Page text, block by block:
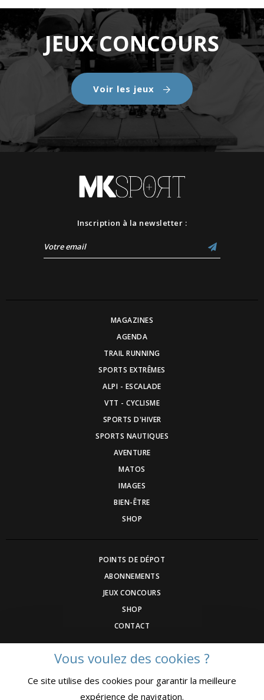
JEUX CONCOURS
Voir les jeux
Inscription à la newsletter :
MAGAZINES
AGENDA
TRAIL RUNNING
SPORTS EXTRÊMES
ALPI - ESCALADE
VTT - CYCLISME
SPORTS D'HIVER
SPORTS NAUTIQUES
AVENTURE
MATOS
IMAGES
BIEN-ÊTRE
SHOP
POINTS DE DÉPOT
ABONNEMENTS
JEUX CONCOURS
SHOP
CONTACT
DEVENEZ ANNONCEUR
COMMUNIQUEZ UN ÉVENEMNT
Vous voulez des cookies ?
Ce site utilise des cookies pour garantir la meilleure
expérience de navigation.